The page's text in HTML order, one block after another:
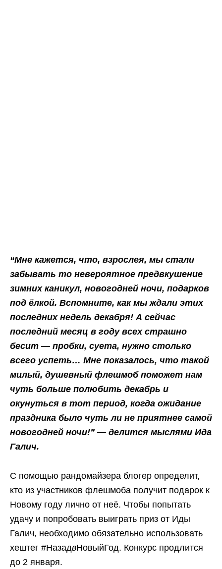
“Мне кажется, что, взрослея, мы стали
забывать то невероятное предвкушение
зимних каникул, новогодней ночи, подарков
под ёлкой. Вспомните, как мы ждали этих
последних недель декабря! А сейчас
последний месяц в году всех страшно
бесит — пробки, суета, нужно столько
всего успеть… Мне показалось, что такой
милый, душевный флешмоб поможет нам
чуть больше полюбить декабрь и
окунуться в тот период, когда ожидание
праздника было чуть ли не приятнее самой
новогодней ночи!” — делится мыслями Ида
Галич.
С помощью рандомайзера блогер определит,
кто из участников флешмоба получит подарок к
Новому году лично от неё. Чтобы попытать
удачу и попробовать выиграть приз от Иды
Галич, необходимо обязательно использовать
хештег #НазадвНовыйГод. Конкурс продлится
до 2 января.